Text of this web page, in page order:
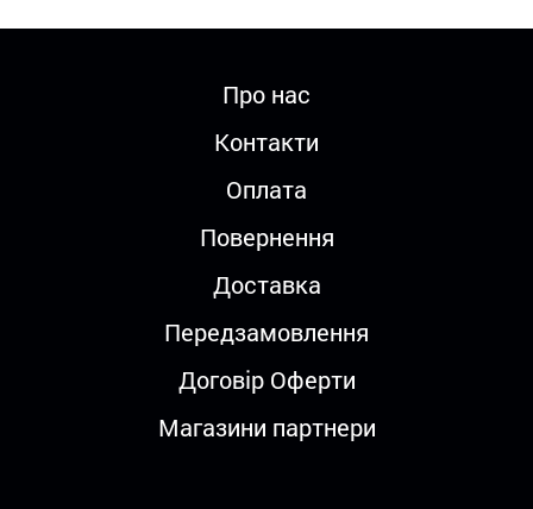
Про нас
Контакти
Оплата
Повернення
Доставка
Передзамовлення
Договір Оферти
Магазини партнери